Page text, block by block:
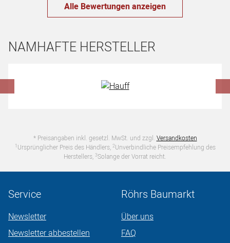
Alle Bewertungen anzeigen
NAMHAFTE HERSTELLER
* Preisangaben inkl. gesetzl. MwSt. und zzgl. Versandkosten
1 Ursprünglicher Preis des Händlers, 2Unverbindliche Preisempfehlung des
Herstellers, 3Solange der Vorrat reicht.
Service
Newsletter
Newsletter abbestellen
Röhrs Baumarkt
Über uns
FAQ